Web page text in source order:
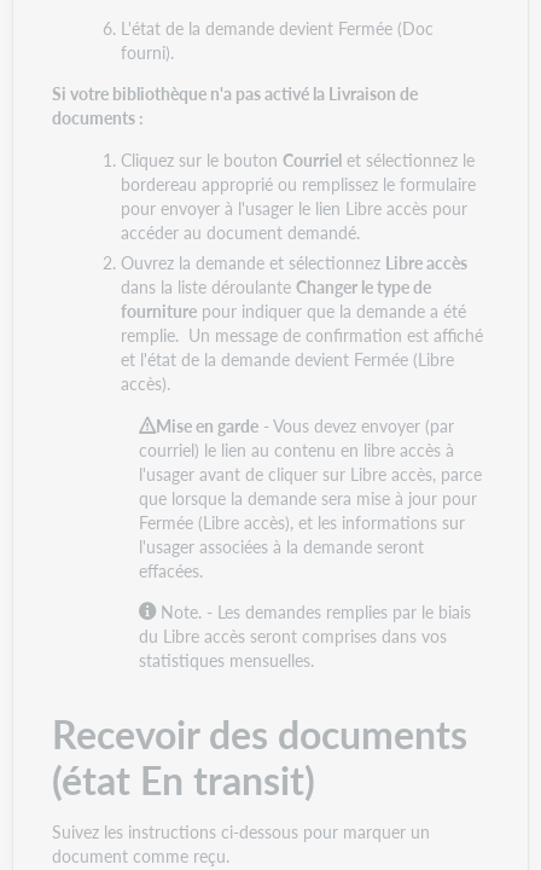
L'état de la demande devient Fermée (Doc
fourni).
Si votre bibliothèque n'a pas activé la Livraison de
documents :
Cliquez sur le bouton Courrielet sélectionnez le
bordereau approprié ou remplissez le formulaire
pour envoyer à l'usager le lien Libre accès pour
accéder au document demandé.
Ouvrez la demande et sélectionnez Libre accès
dans la liste déroulante Changer le type de
fourniturepour indiquer que la demande a été
remplie. Un message de confirmation est affiché
et l'état de la demande devient Fermée (Libre
accès).
Mise en garde - Vous devez envoyer (par
courriel) le lien au contenu en libre accès à
l'usager avant de cliquer sur Libre accès, parce
que lorsque la demande sera mise à jour pour
Fermée (Libre accès), et les informations sur
l'usager associées à la demande seront
effacées.
Note. - Les demandes remplies par le biais
du Libre accès seront comprises dans vos
statistiques mensuelles.
Recevoir des documents
(état En transit)
Suivez les instructions ci-dessous pour marquer un
document comme reçu.